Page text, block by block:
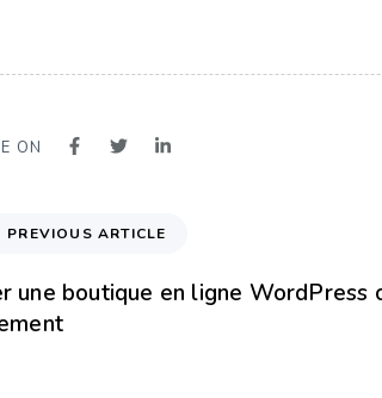
ON
PREVIOUS ARTICLE
une boutique en ligne WordPress